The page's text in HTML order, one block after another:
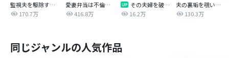
監視夫を駆除するまで
170.7万
愛妻弁当は不倫に含まれますか？
416.8万
その夫婦を破滅させるまで
16.2万
夫の裏垢を覗いてみたら
130.3万
同じジャンルの人気作品